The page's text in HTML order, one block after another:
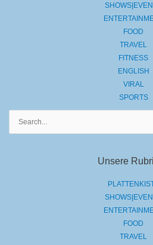
FOOD
TRAVEL
FITNESS
ENGLISH
VIRAL
SPORTS
Unsere
FOOD
TRAVEL